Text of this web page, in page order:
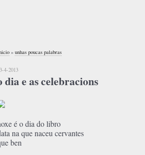
» unhas poucas palabras
4-2013
dia e as celebracions
é o dia do libro
na que naceu cervantes
ben